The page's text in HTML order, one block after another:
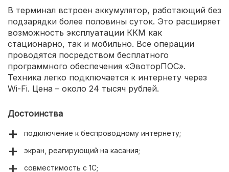
В терминал встроен аккумулятор, работающий без
подзарядки более половины суток. Это расширяет
возможность эксплуатации ККМ как
стационарно, так и мобильно. Все операции
проводятся посредством бесплатного
программного обеспечения «ЭвоторПОС».
Техника легко подключается к интернету через
Wi-Fi. Цена – около 24 тысяч рублей.
Достоинства
подключение к беспроводному интернету;
экран, реагирующий на касания;
совместимость с 1С;